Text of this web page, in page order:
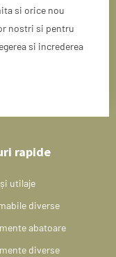
si orice nou
nostri si pentru
si increderea
rapide
utilaje
diverse
abatoare
diverse